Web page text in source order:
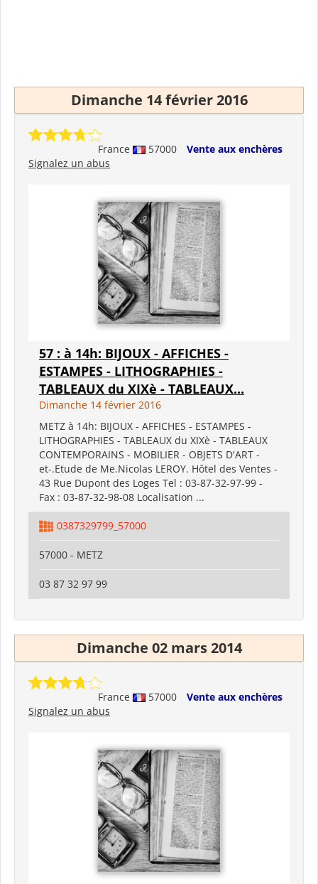
Dimanche 14 février 2016
France 57000
Vente aux enchères
Signalez un abus
57 : à 14h: BIJOUX - AFFICHES -
ESTAMPES - LITHOGRAPHIES -
TABLEAUX du XIXè - TABLEAUX...
Dimanche 14 février 2016
METZ à 14h: BIJOUX - AFFICHES - ESTAMPES -
LITHOGRAPHIES - TABLEAUX du XIXè - TABLEAUX
CONTEMPORAINS - MOBILIER - OBJETS D'ART -
et-.Etude de Me.Nicolas LEROY. Hôtel des Ventes -
43 Rue Dupont des Loges Tel : 03-87-32-97-99 -
Fax : 03-87-32-98-08 Localisation ...
0387329799_57000
57000 - METZ
03 87 32 97 99
Dimanche 02 mars 2014
France 57000
Vente aux enchères
Signalez un abus